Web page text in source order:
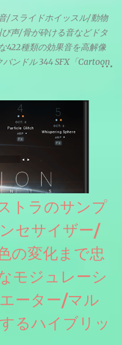
/スライドホイッスル/動物
声/骨が砕ける音などドタ
422種類の効果音を高解像
ンドル 344 SFX「Cartoon
トラのサンプ
セサイザー/
の変化まで忠
モジュレーシ
ーター/マル
るハイブリッ